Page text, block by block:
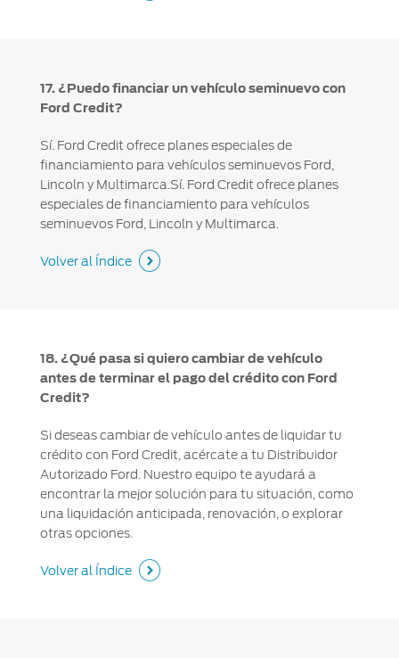
17. ¿Puedo financiar un vehículo seminuevo con
Ford Credit?
Sí. Ford Credit ofrece planes especiales de
financiamiento para vehículos seminuevos Ford,
Lincoln y Multimarca.Sí. Ford Credit ofrece planes
especiales de financiamiento para vehículos
seminuevos Ford, Lincoln y Multimarca.
Volver al Índice
18. ¿Qué pasa si quiero cambiar de vehículo
antes de terminar el pago del crédito con Ford
Credit?
Si deseas cambiar de vehículo antes de liquidar tu
crédito con Ford Credit, acércate a tu Distribuidor
Autorizado Ford. Nuestro equipo te ayudará a
encontrar la mejor solución para tu situación, como
una liquidación anticipada, renovación, o explorar
otras opciones.
Volver al Índice